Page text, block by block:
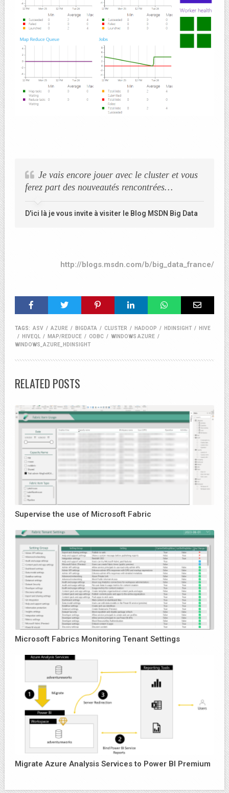
Je vais encore jouer avec le cluster et vous
ferez part des nouveautés rencontrées…
D'ici là je vous invite à visiter le Blog MSDN Big Data
http://blogs.msdn.com/b/big_data_france/
TAGS: ASV / AZURE / BIGDATA / CLUSTER / HADOOP / HDINSIGHT /
HIVE
/
HIVEQL / MAP/REDUCE / ODBC / WINDOWS AZURE /
WINDOWS_AZURE_HDINSIGHT
RELATED POSTS
Supervise the use of Microsoft Fabric
Microsoft Fabrics Monitoring Tenant Settings
Migrate Azure Analysis Services to Power BI Premium